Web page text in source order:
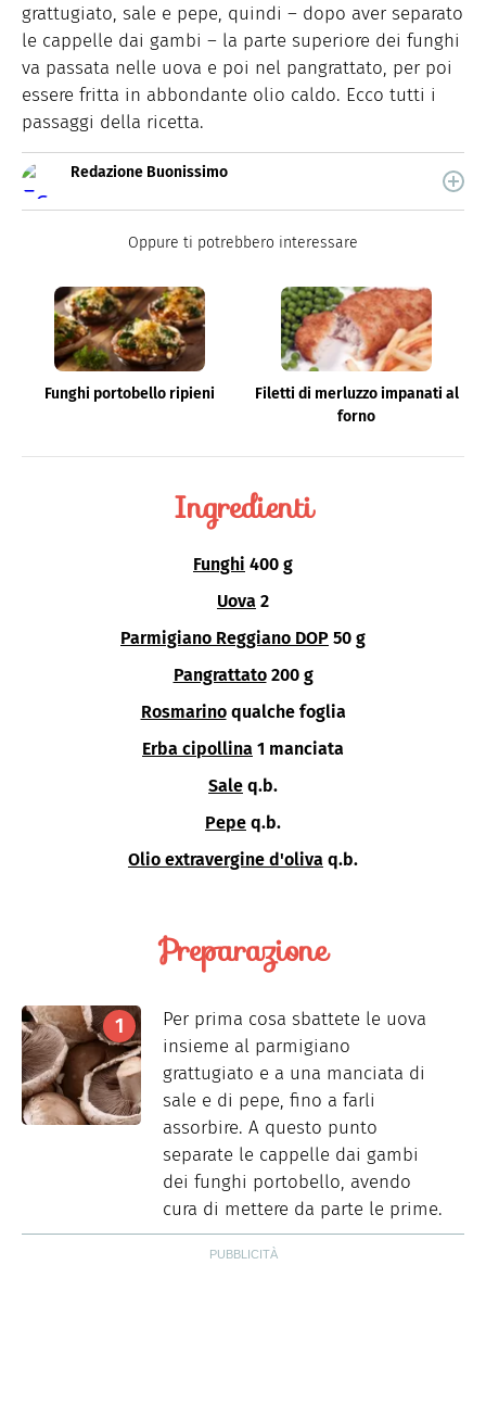
grattugiato, sale e pepe, quindi – dopo aver separato
le cappelle dai gambi – la parte superiore dei funghi
va passata nelle uova e poi nel pangrattato, per poi
essere fritta in abbondante olio caldo. Ecco tutti i
passaggi della ricetta.
Redazione Buonissimo
quale trovi idee veloci, facili e spiegate passo passo.
Oppure ti potrebbero interessare
Funghi portobello ripieni
Filetti di merluzzo impanati al
forno
Ingredienti
Funghi 400 g
Uova 2
Parmigiano Reggiano DOP 50 g
Pangrattato 200 g
Rosmarino qualche foglia
Erba cipollina 1 manciata
Sale q.b.
Pepe q.b.
Olio extravergine d'oliva q.b.
Preparazione
Per prima cosa sbattete le uova
insieme al parmigiano
grattugiato e a una manciata di
sale e di pepe, fino a farli
assorbire. A questo punto
separate le cappelle dai gambi
dei funghi portobello, avendo
cura di mettere da parte le prime.